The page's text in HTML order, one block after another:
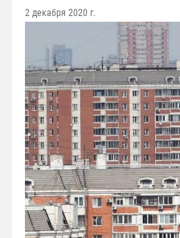
2 декабря 2020 г.